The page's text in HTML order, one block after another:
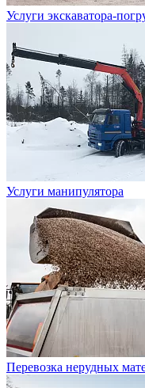
Услуги экскаватора-
Услуги манипулятора
Перевозка нерудных